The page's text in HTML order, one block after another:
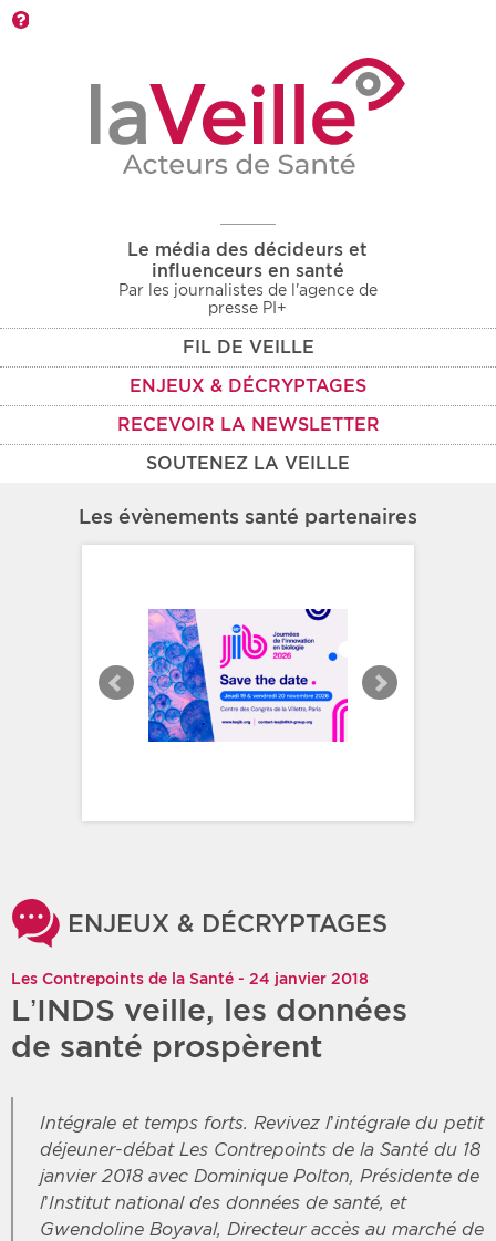
Le média des décideurs et
influenceurs en santé
Par les journalistes de l'agence de
presse PI+
FIL DE VEILLE
ENJEUX & DÉCRYPTAGES
RECEVOIR LA NEWSLETTER
SOUTENEZ LA VEILLE
Les évènements santé partenaires
ENJEUX & DÉCRYPTAGES
Les Contrepoints de la Santé - 24 janvier 2018
L’INDS veille, les données
de santé prospèrent
Intégrale et temps forts. Revivez l’intégrale du petit
déjeuner-débat Les Contrepoints de la Santé du 18
janvier 2018 avec Dominique Polton, Présidente de
l’Institut national des données de santé, et
Gwendoline Boyaval, Directeur accès au marché de